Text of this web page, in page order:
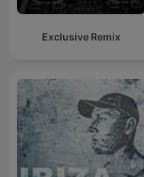
Exclusive Remix